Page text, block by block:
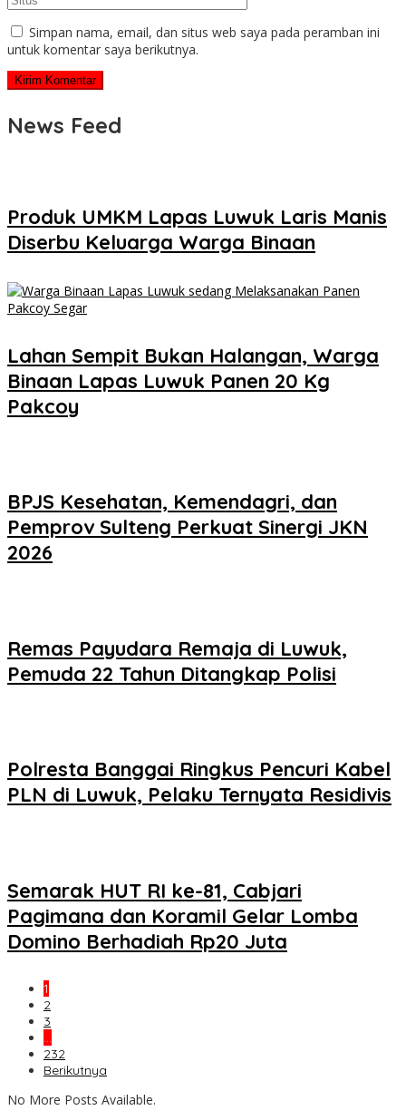
Simpan nama, email, dan situs web saya pada peramban ini
untuk komentar saya berikutnya.
News Feed
Produk UMKM Lapas Luwuk Laris Manis
Diserbu Keluarga Warga Binaan
Lahan Sempit Bukan Halangan, Warga
Binaan Lapas Luwuk Panen 20 Kg
Pakcoy
BPJS Kesehatan, Kemendagri, dan
Pemprov Sulteng Perkuat Sinergi JKN
2026
Remas Payudara Remaja di Luwuk,
Pemuda 22 Tahun Ditangkap Polisi
Polresta Banggai Ringkus Pencuri Kabel
PLN di Luwuk, Pelaku Ternyata Residivis
Semarak HUT RI ke-81, Cabjari
Pagimana dan Koramil Gelar Lomba
Domino Berhadiah Rp20 Juta
1
2
3
…
232
Berikutnya
No More Posts Available.